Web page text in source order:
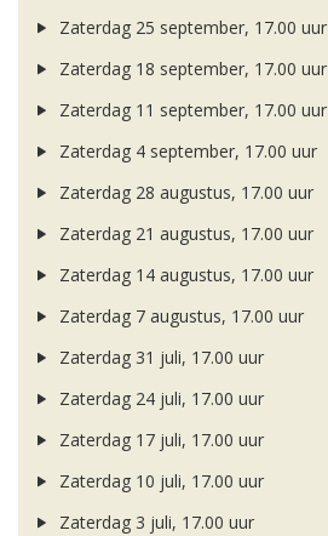
Zaterdag 25 september, 17.00 uur
Zaterdag 18 september, 17.00 uur
Zaterdag 11 september, 17.00 uur
Zaterdag 4 september, 17.00 uur
Zaterdag 28 augustus, 17.00 uur
Zaterdag 21 augustus, 17.00 uur
Zaterdag 14 augustus, 17.00 uur
Zaterdag 7 augustus, 17.00 uur
Zaterdag 31 juli, 17.00 uur
Zaterdag 24 juli, 17.00 uur
Zaterdag 17 juli, 17.00 uur
Zaterdag 10 juli, 17.00 uur
Zaterdag 3 juli, 17.00 uur